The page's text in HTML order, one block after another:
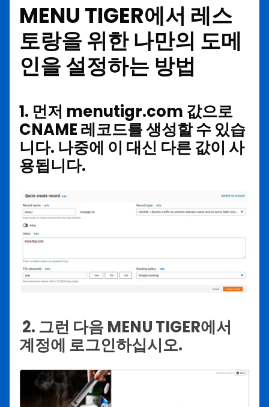
MENU TIGER에서 레스
토랑을 위한 나만의 도메
인을 설정하는 방법
1. 먼저 menutigr.com 값으로
CNAME 레코드를 생성할 수 있습
니다. 나중에 이 대신 다른 값이 사
용됩니다.
2. 그런 다음 MENU TIGER에서
계정에 로그인하십시오.